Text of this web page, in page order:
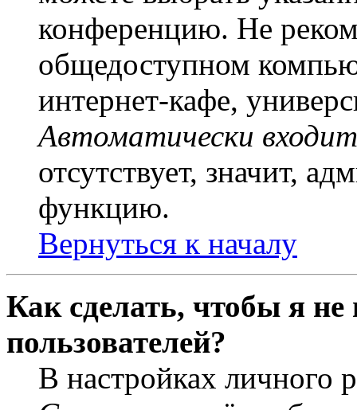
конференцию. Не
общедоступном
интернет-кафе,
Автоматически
отсутствует, значит,
функцию.
Вернуться к началу
Как сделать, чтобы я
пользователей?
В настройках личного